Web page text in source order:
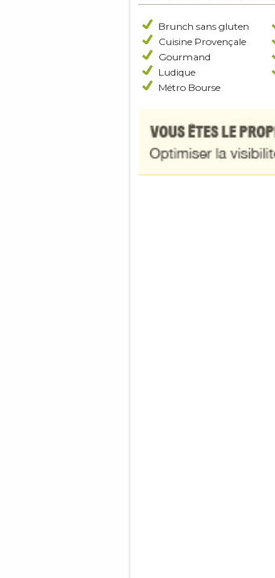
Brunch sans gluten
Cuisine Provençale
Gourmand
Ludique
Métro Bourse